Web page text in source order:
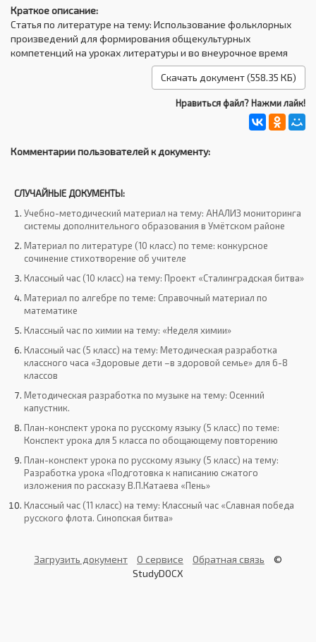
Краткое описание:
Статья по литературе на тему: Использование фольклорных
произведений для формирования общекультурных
компетенций на уроках литературы и во внеурочное время
Скачать документ (558.35 КБ)
Нравиться файл? Нажми лайк!
Комментарии пользователей к документу:
СЛУЧАЙНЫЕ ДОКУМЕНТЫ:
Учебно-методический материал на тему: АНАЛИЗ мониторинга
системы дополнительного образования в Умётском районе
Материал по литературе (10 класс) по теме: конкурсное
сочинение стихотворение об учителе
Классный час (10 класс) на тему: Проект «Сталинградская битва»
Материал по алгебре по теме: Справочный материал по
математике
Классный час по химии на тему: «Неделя химии»
Классный час (5 класс) на тему: Методическая разработка
классного часа «Здоровые дети –в здоровой семье» для 6-8
классов
Методическая разработка по музыке на тему: Осенний
капустник.
План-конспект урока по русскому языку (5 класс) по теме:
Конспект урока для 5 класса по обощающему повторению
План-конспект урока по русскому языку (5 класс) на тему:
Разработка урока «Подготовка к написанию сжатого
изложения по рассказу В.П.Катаева «Пень»
Классный час (11 класс) на тему: Классный час «Славная победа
русского флота. Синопская битва»
Загрузить документ О сервисе Обратная связь
©
StudyDOCX